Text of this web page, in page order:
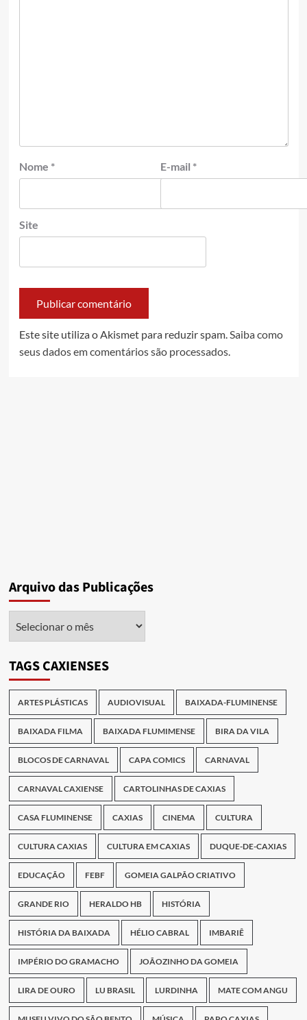
Nome * E-mail *
Site
Este site utiliza o Akismet para reduzir spam.Saiba como
seus dados em comentários são processados.
Arquivo das Publicações
TAGS CAXIENSES
ARTES PLÁSTICAS AUDIOVISUAL BAIXADA-FLUMINENSE
BAIXADA FILMA BAIXADA FLUMIMENSE BIRA DA VILA
BLOCOS DE CARNAVAL CAPA COMICS CARNAVAL
CARNAVAL CAXIENSE CARTOLINHAS DE CAXIAS
CASA FLUMINENSE CAXIAS CINEMA CULTURA
CULTURA CAXIAS CULTURA EM CAXIAS DUQUE-DE-CAXIAS
EDUCAÇÃO FEBF GOMEIA GALPÃO CRIATIVO
GRANDE RIO HERALDO HB HISTÓRIA
HISTÓRIA DA BAIXADA HÉLIO CABRAL IMBARIÊ
IMPÉRIO DO GRAMACHO JOÃOZINHO DA GOMEIA
LIRA DE OURO LU BRASIL LURDINHA MATE COM ANGU